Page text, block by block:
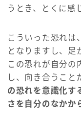
うとき、とくに感
こういった恐れは
となりますし、足
この恐れが自分の
し、向き合うこと
の恐れを意識化す
さを自分のなかか